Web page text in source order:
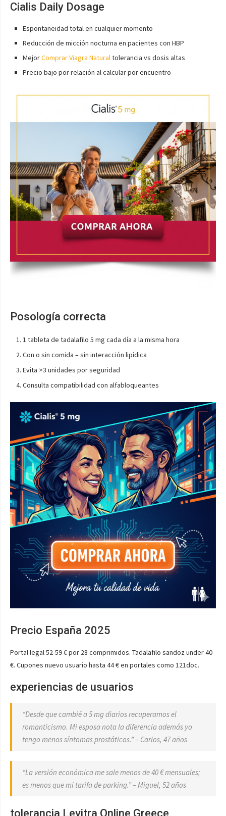
Cialis Daily Dosage
Espontaneidad total en cualquier momento
Reducción de micción nocturna en pacientes con HBP
MejorComprar Viagra Naturaltolerancia vs dosis altas
Precio bajo por relación al calcular por encuentro
Posología correcta
1 tableta de tadalafilo 5 mg cada día a la misma hora
Con o sin comida – sin interacción lipídica
Evita >3 unidades por seguridad
Consulta compatibilidad con alfabloqueantes
Precio España 2025
Portal legal 52-59 € por 28 comprimidos. Tadalafilo sandoz under 40
€. Cupones nuevo usuario hasta 44 € en portales como 121doc.
experiencias de usuarios
“Desde que cambié a 5 mg diarios recuperamos el
romanticismo. Mi esposa nota la diferencia además yo
tengo menos síntomas prostáticos.” – Carlos, 47 años
“La versión económica me sale menos de 40 € mensuales;
es menos que mi tarifa de parking.” – Miguel, 52 años
tolerancia Levitra Online Greece